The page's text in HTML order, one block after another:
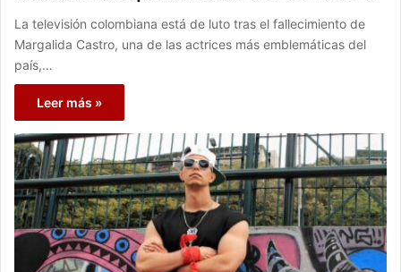
La televisión colombiana está de luto tras el fallecimiento de
Margalida Castro, una de las actrices más emblemáticas del
país,…
Leer más »